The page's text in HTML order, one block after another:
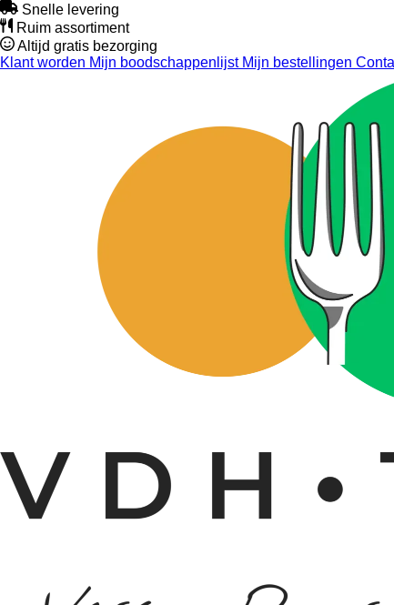
Snelle levering
Ruim assortiment
Altijd gratis bezorging
Klant worden Mijn boodschappenlijstMijn bestellingen